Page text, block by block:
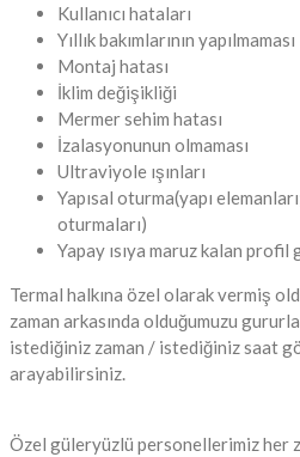
Kullanıcı hataları
Yıllık bakımlarının yapılmaması
Montaj hatası
İklim değişikliği
Mermer sehim hatası
İzalasyonunun olmaması
Ultraviyole ışınları
Yapısal oturma(yapı
oturmaları)
Yapay ısıya maruz kalan profil
Termal halkına özel olarak vermiş
zaman arkasında olduğumuzu
istediğiniz zaman / istediğiniz saat
arayabilirsiniz.
Özel güleryüzlü personellerimiz her